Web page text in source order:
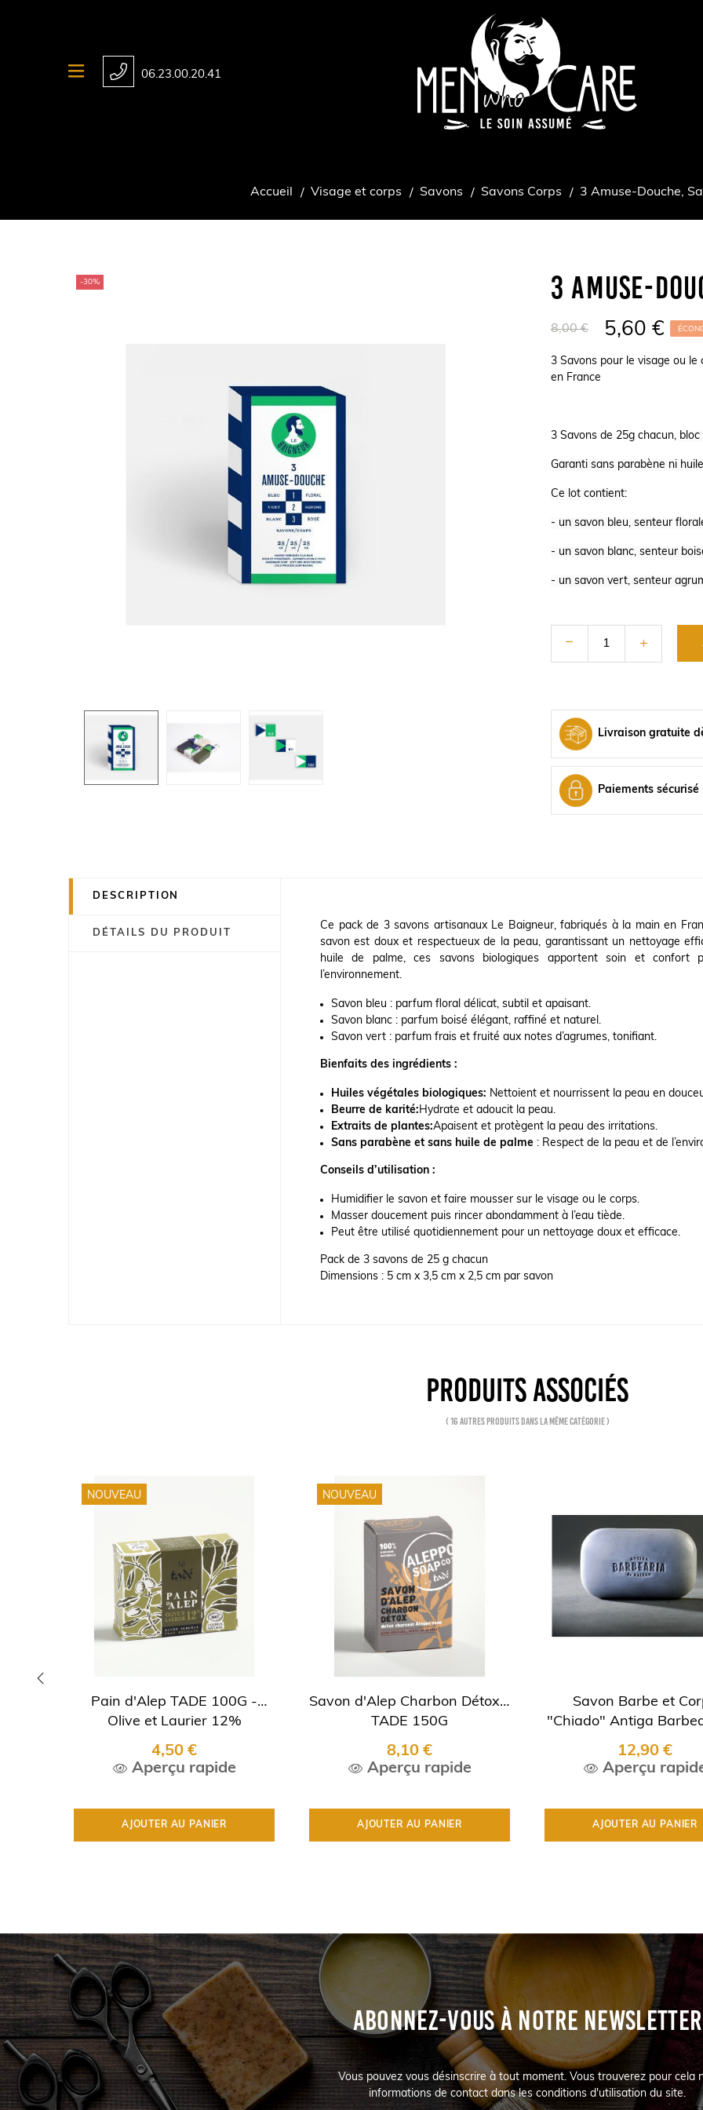
06.23.00.20.41
Accueil Visage et corps Savons Savons Corps 3 Amuse-Douche,
-30% 3 Amuse-
8,00 € 5,60 €
3 Savons pour le visage ou
en France
3 Savons de 25g chacun, bloc
Garanti sans parabène ni
Ce lot contient:
- un savon bleu, senteur
- un savon blanc, senteur
- un savon vert, senteur
Livraison gratuite
Paiements sécurisé
DESCRIPTION
DÉTAILS DU PRODUIT
Ce pack de 3 savons artisanaux Le Baigneur, fabriqués à la main en
savon est doux et respectueux de la peau, garantissant un nettoyage
huile de palme, ces savons biologiques apportent soin et confort
l’environnement.
Savon bleu : parfum floral délicat, subtil et apaisant.
Savon blanc : parfum boisé élégant, raffiné et naturel.
Savon vert : parfum frais et fruité aux notes d’agrumes, tonifiant.
Bienfaits des ingrédients :
Huiles végétales biologiques: Nettoient et nourrissent la peau en
Beurre de karité:Hydrate et adoucit la peau.
Extraits de plantes:Apaisent et protègent la peau des irritations.
Sans parabène et sans huile de palme : Respect de la peau et de
Conseils d’utilisation :
Humidifier le savon et faire mousser sur le visage ou le corps.
Masser doucement puis rincer abondamment à l’eau tiède.
Peut être utilisé quotidiennement pour un nettoyage doux et efficace.
Pack de 3 savons de 25 g chacun
Dimensions : 5 cm x 3,5 cm x 2,5 cm par savon
PRODUITS ASSOCIÉS
( 16 autres produits dans la même catégorie )
NOUVEAU
Pain d'Alep TADE 100G -
Olive et Laurier 12%
4,50 €
Aperçu rapide
AJOUTER AU PANIER
NOUVEAU
Savon d'Alep Charbon Détox -
TADE 150G
8,10 €
Aperçu rapide
AJOUTER AU PANIER
Savon Barbe et
"Chiado" Antiga
Bairro
12,90 €
Aperçu
AJOUTER AU PANIER
ABONNEZ-VOUS À NOTRE NEWSLETTER
Vous pouvez vous désinscrire à tout moment. Vous trouverez pour cela
informations de contact dans les conditions d'utilisation du site.